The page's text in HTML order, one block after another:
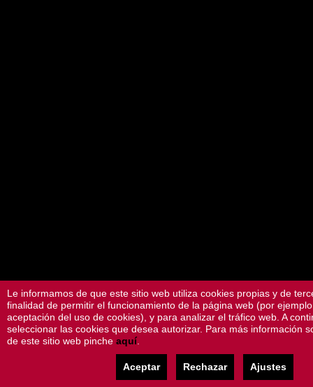
Le informamos de que este sitio web utiliza cookies propias y de
finalidad de permitir el funcionamiento de la página web (por
aceptación del uso de cookies), y para analizar el tráfico web. A
seleccionar las cookies que desea autorizar. Para más información
de este sitio web pinche aquí.
Aceptar Rechazar Ajustes